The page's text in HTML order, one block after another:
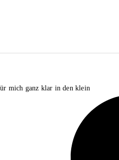
mich ganz klar in den klein